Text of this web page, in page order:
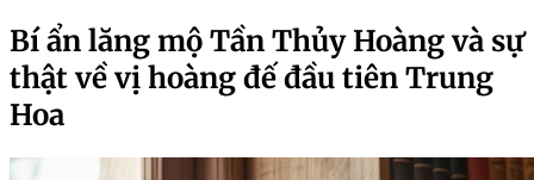
Bí ẩn lăng mộ Tần Thủy Hoàng và sự
thật về vị hoàng đế đầu tiên Trung
Hoa